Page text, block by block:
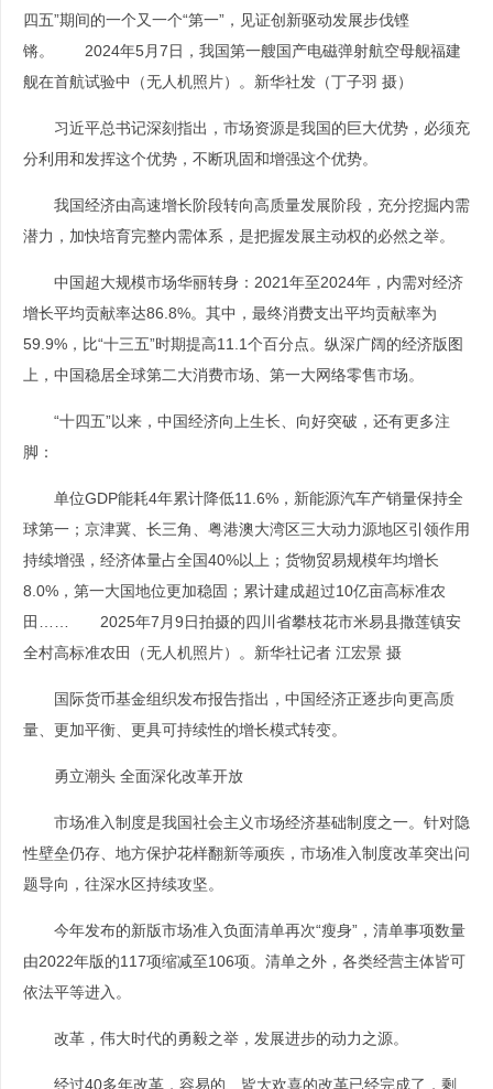
四五”期间的一个又一个“第一”，见证创新驱动发展步伐铿
锵。 2024年5月7日，我国第一艘国产电磁弹射航空母舰福建
舰在首航试验中（无人机照片）。新华社发（丁子羽 摄）
习近平总书记深刻指出，市场资源是我国的巨大优势，必须充
分利用和发挥这个优势，不断巩固和增强这个优势。
我国经济由高速增长阶段转向高质量发展阶段，充分挖掘内需
潜力，加快培育完整内需体系，是把握发展主动权的必然之举。
中国超大规模市场华丽转身：2021年至2024年，内需对经济
增长平均贡献率达86.8%。其中，最终消费支出平均贡献率为
59.9%，比“十三五”时期提高11.1个百分点。纵深广阔的经济版图
上，中国稳居全球第二大消费市场、第一大网络零售市场。
“十四五”以来，中国经济向上生长、向好突破，还有更多注
脚：
单位GDP能耗4年累计降低11.6%，新能源汽车产销量保持全
球第一；京津冀、长三角、粤港澳大湾区三大动力源地区引领作用
持续增强，经济体量占全国40%以上；货物贸易规模年均增长
8.0%，第一大国地位更加稳固；累计建成超过10亿亩高标准农
田…… 2025年7月9日拍摄的四川省攀枝花市米易县撒莲镇安
全村高标准农田（无人机照片）。新华社记者 江宏景 摄
国际货币基金组织发布报告指出，中国经济正逐步向更高质
量、更加平衡、更具可持续性的增长模式转变。
勇立潮头 全面深化改革开放
市场准入制度是我国社会主义市场经济基础制度之一。针对隐
性壁垒仍存、地方保护花样翻新等顽疾，市场准入制度改革突出问
题导向，往深水区持续攻坚。
今年发布的新版市场准入负面清单再次“瘦身”，清单事项数量
由2022年版的117项缩减至106项。清单之外，各类经营主体皆可
依法平等进入。
改革，伟大时代的勇毅之举，发展进步的动力之源。
经过40多年改革，容易的、皆大欢喜的改革已经完成了，剩